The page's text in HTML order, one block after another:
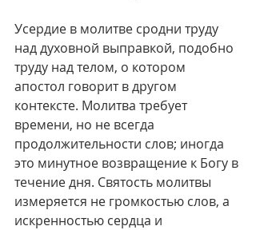
Усердие в молитве сродни труду
над духовной выправкой, подобно
труду над телом, о котором
апостол говорит в другом
контексте. Молитва требует
времени, но не всегда
продолжительности слов; иногда
это минутное возвращение к Богу в
течение дня. Святость молитвы
измеряется не громкостью слов, а
искренностью сердца и